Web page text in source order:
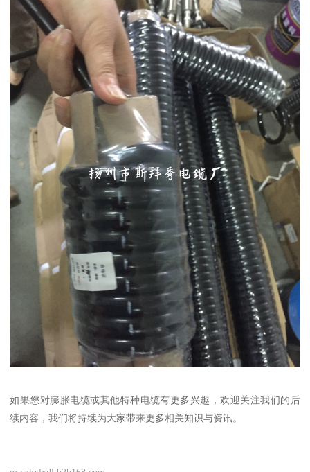
如果您对膨胀电缆或其他特种电缆有更多兴趣，欢迎关注我们的后
续内容，我们将持续为大家带来更多相关知识与资讯。